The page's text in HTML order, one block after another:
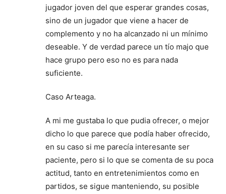
jugador joven del que esperar grandes cosas,
sino de un jugador que viene a hacer de
complemento y no ha alcanzado ni un mínimo
deseable. Y de verdad parece un tío majo que
hace grupo pero eso no es para nada
suficiente.
Caso Arteaga.
A mi me gustaba lo que pudia ofrecer, o mejor
dicho lo que parece que podía haber ofrecido,
en su caso si me parecía interesante ser
paciente, pero si lo que se comenta de su poca
actitud, tanto en entretenimientos como en
partidos, se sigue manteniendo, su posible